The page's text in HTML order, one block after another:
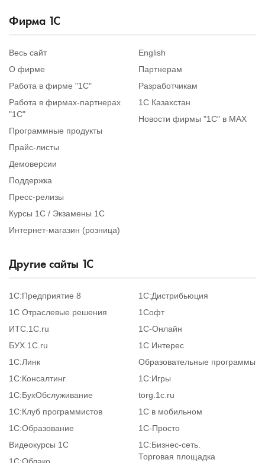
Фирма 1С
Весь сайт
О фирме
Работа в фирме "1С"
Работа в фирмах-партнерах
"1С"
Программные продукты
Прайс-листы
Демоверсии
Поддержка
Пресс-релизы
Курсы 1С / Экзамены 1С
Интернет-магазин (розница)
English
Партнерам
Разработчикам
1С Казахстан
Новости фирмы "1С" в MAX
Другие сайты 1С
1С:Предприятие 8
1С Отраслевые решения
ИТС.1C.ru
БУХ.1С.ru
1С:Линк
1С:Консалтинг
1С:БухОбслуживание
1С:Клуб программистов
1С:Образование
Видеокурсы 1С
1С:Облако
1С:Дистрибьюция
1Софт
1С-Онлайн
1С Интерес
Образовательные программы
1С:Игры
torg.1c.ru
1С в мобильном
1C-Просто
1С:Бизнес-сеть.
Торговая площадка